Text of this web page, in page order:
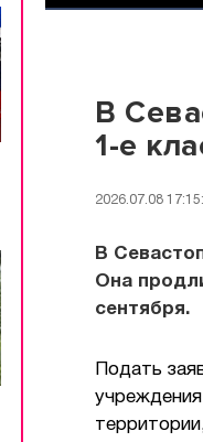
В
1-е
2026.07.08
В
Она
сентября.
Подать